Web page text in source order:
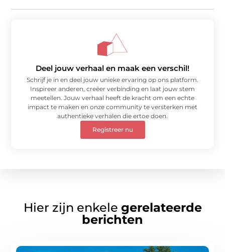
Deel jouw verhaal en maak een verschil!
Schrijf je in en deel jouw unieke ervaring op ons platform.
Inspireer anderen, creëer verbinding en laat jouw stem
meetellen. Jouw verhaal heeft de kracht om een echte
impact te maken en onze community te versterken met
authentieke verhalen die ertoe doen.
Registreer nu
Hier zijn enkele gerelateerde
berichten